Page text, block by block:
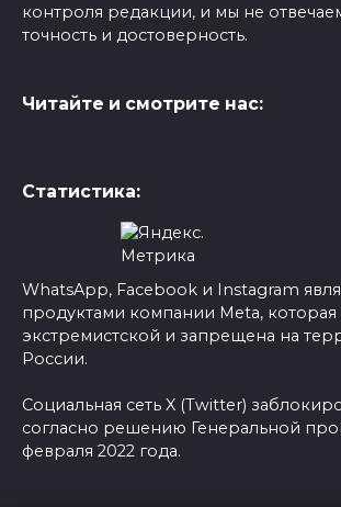
контроля редакции, и мы не
точность и достоверность.
Читайте и смотрите нас:
Статистика:
WhatsApp, Facebook и Instagram
продуктами компании Meta,
экстремистской и запрещена на
России.
Социальная сеть X (Twitter)
согласно решению Генеральной
февраля 2022 года.